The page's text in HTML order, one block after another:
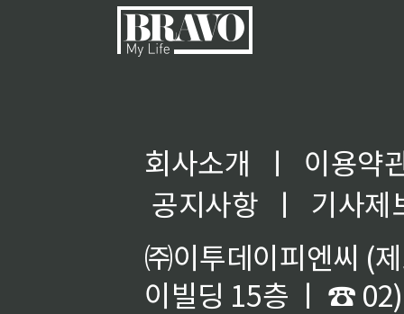
회사소개 ㅣ
이용약
공지사항
ㅣ
기사제
㈜이투데이피엔씨 (
이빌딩 15층 ㅣ ☎